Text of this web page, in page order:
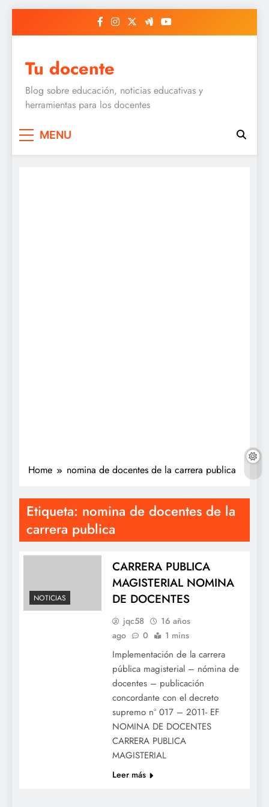
Tu docente
Blog sobre educación, noticias educativas y
herramientas para los docentes
MENU
Home nomina de docentes de la carrera publica
Etiqueta: nomina de docentes de la
carrera publica
NOTICIAS
CARRERA PUBLICA
MAGISTERIAL NOMINA
DE DOCENTES
jqc58
16 años
ago
0 1 mins
Implementación de la carrera
pública magisterial – nómina de
docentes – publicación
concordante con el decreto
supremo nº 017 – 2011- EF
NOMINA DE DOCENTES
CARRERA PUBLICA
MAGISTERIAL
Leer más